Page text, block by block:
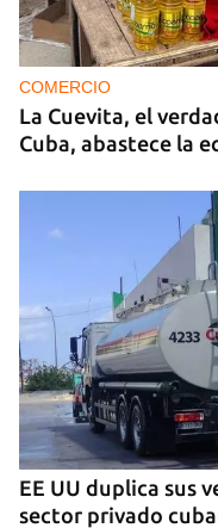
COMERCIO
La Cuevita, el
Cuba, abastece la
EE UU duplica sus
sector privado